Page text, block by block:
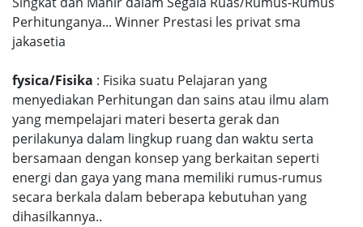
Perhitunganya... Winner Prestasi les privat sma
jakasetia
fysica/Fisika : Fisika suatu Pelajaran yang
menyediakan Perhitungan dan sains atau ilmu alam
yang mempelajari materi beserta gerak dan
perilakunya dalam lingkup ruang dan waktu serta
bersamaan dengan konsep yang berkaitan seperti
energi dan gaya yang mana memiliki rumus-rumus
secara berkala dalam beberapa kebutuhan yang
dihasilkannya..